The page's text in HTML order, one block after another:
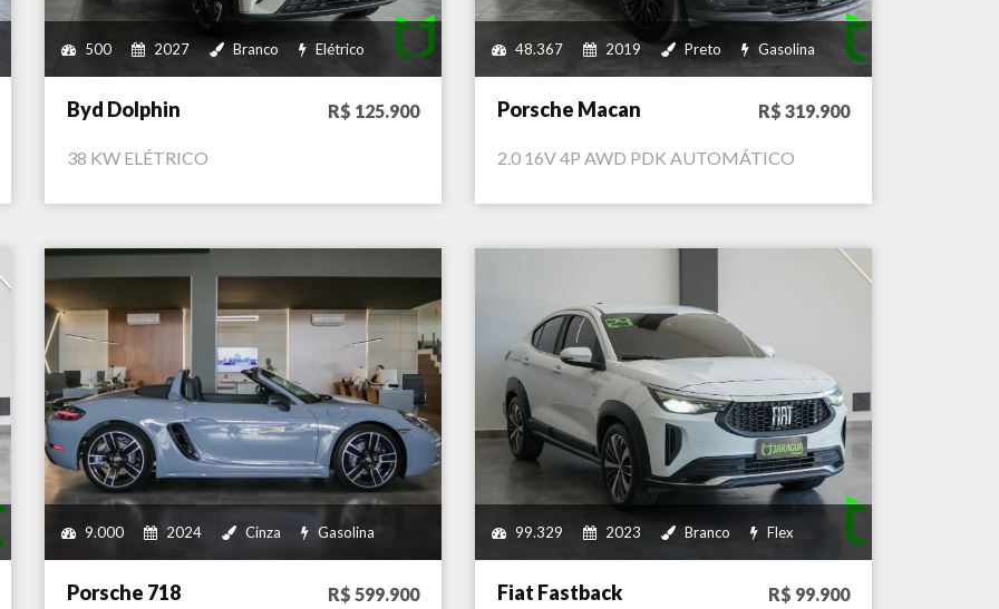
500 2027 Branco Elétrico
Byd Dolphin R$ 125.900
38 KW ELÉTRICO
48.367 2019 Preto Gasolina
Porsche Macan R$ 319.900
2.0 16V 4P AWD PDK AUTOMÁTICO
9.000 2024 Cinza Gasolina
Porsche 718 R$ 599.900
99.329 2023 Branco Flex
Fiat Fastback R$ 99.900